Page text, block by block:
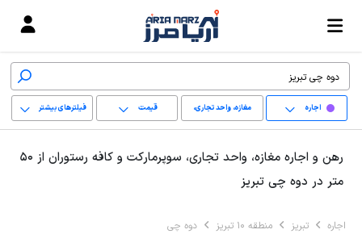
اجاره مغازه، واحد تجاری،
سوپرمارکت و کافه
رستوران
قیمت فیلترهای بیشتر
+
رهن و اجاره مغازه، واحد تجاری، سوپرمارکت و کافه رستوران از 50
متر در دوه چی تبریز
اجاره تبریز منطقه 10 تبریز دوه چی